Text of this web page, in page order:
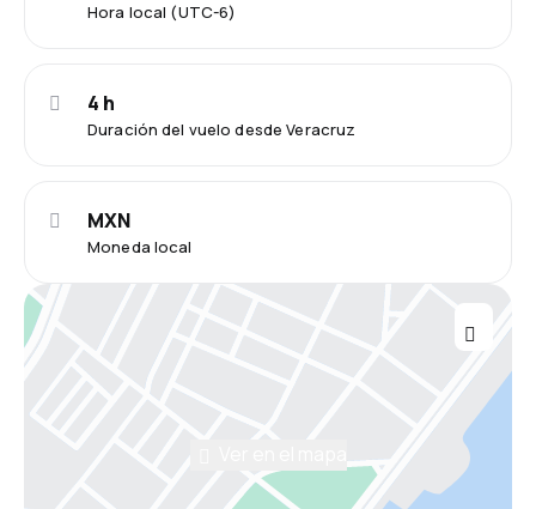
Hora local (UTC-6)
Duración del vuelo desde Veracruz
4 h
Moneda local
MXN